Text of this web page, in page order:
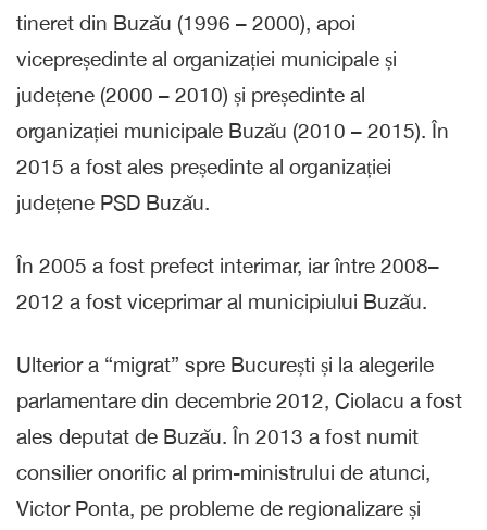
tineret din Buzău (1996 – 2000), apoi
vicepreședinte al organizației municipale și
județene (2000 – 2010) și președinte al
organizației municipale Buzău (2010 – 2015). În
2015 a fost ales președinte al organizației
județene PSD Buzău.
În 2005 a fost prefect interimar, iar între 2008–
2012 a fost viceprimar al municipiului Buzău.
Ulterior a “migrat” spre București și la alegerile
parlamentare din decembrie 2012, Ciolacu a fost
ales deputat de Buzău. În 2013 a fost numit
consilier onorific al prim-ministrului de atunci,
Victor Ponta, pe probleme de regionalizare și